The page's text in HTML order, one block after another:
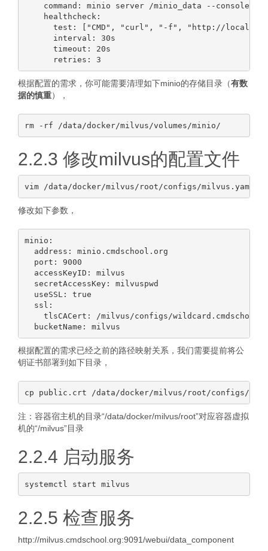
command: minio server /minio_data --console-
    healthcheck:
test: ["CMD", "curl", "-f", "http://
      interval: 30s
      timeout: 20s
根据配置的需求，你可能需要清理如下minio的存储目录（有数
据的慎重），
2.2.3 修改milvus的配置文件
修改如下参数，
minio:
  address: minio.cmdschool.org
  port: 9000
  accessKeyID: milvus
  secretAccessKey: milvuspwd
  useSSL: true
  ssl:
tlsCACert: /milvus/configs/
根据配置的需求已经之前的路径映射关系，我们需要提前将公
钥证书部署到如下目录，
注：容器宿主机的目录“/data/docker/milvus/root”对应容器虚拟
机的“/milvus”目录
2.2.4 启动服务
2.2.5 检查服务
http://milvus.cmdschool.org:9091/webui/data_component